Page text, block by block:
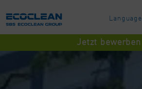
Jetzt bewerben
Language